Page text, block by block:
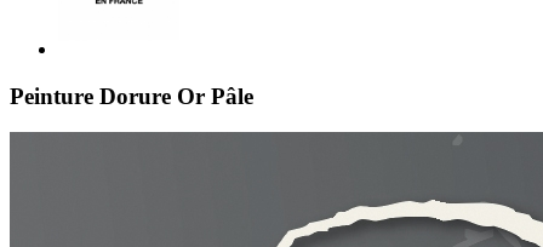
Peinture Dorure Or Pâle